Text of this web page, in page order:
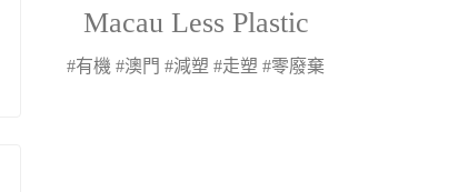
Macau Less Plastic
#有機 #澳門 #減塑 #走塑 #零廢棄